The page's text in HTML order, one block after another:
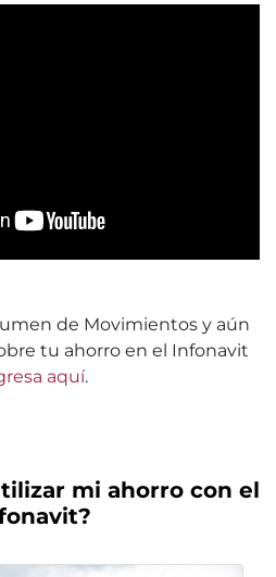
de Movimientos y aún
tu ahorro en el Infonavit
aquí.
mi ahorro con el